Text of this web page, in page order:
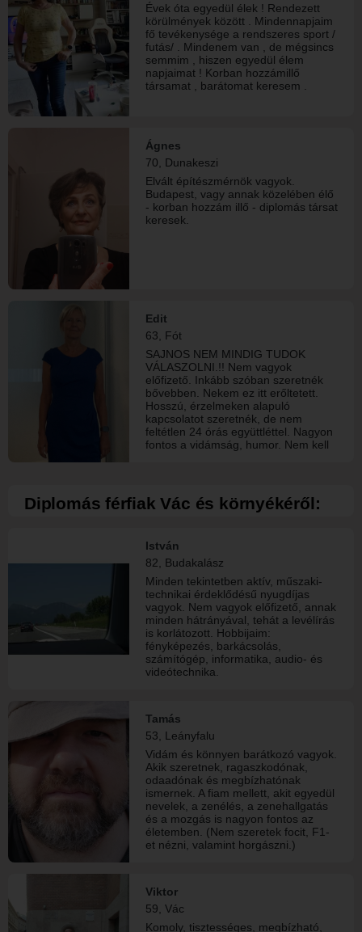
Évek óta egyedül élek ! Rendezett
körülmények között . Mindennapjaim
fő tevékenysége a rendszeres sport /
futás/ . Mindenem van , de mégsincs
semmim , hiszen egyedül élem
napjaimat ! Korban hozzámillő
társamat , barátomat keresem .
Ágnes
70, Dunakeszi
Elvált építészmérnök vagyok.
Budapest, vagy annak közelében élő
- korban hozzám illő - diplomás társat
keresek.
Edit
63, Fót
SAJNOS NEM MINDIG TUDOK
VÁLASZOLNI.!! Nem vagyok
előfizető. Inkább szóban szeretnék
bővebben. Nekem ez itt erőltetett.
Hosszú, érzelmeken alapuló
kapcsolatot szeretnék, de nem
feltétlen 24 órás együttléttel. Nagyon
fontos a vidámság, humor. Nem kell
számomra.
Diplomás férfiak Vác és környékéről:
István
82, Budakalász
Minden tekintetben aktív, műszaki-
technikai érdeklődésű nyugdíjas
vagyok. Nem vagyok előfizető, annak
minden hátrányával, tehát a levélírás
is korlátozott. Hobbijaim:
fényképezés, barkácsolás,
számítógép, informatika, audio- és
videótechnika.
Tamás
53, Leányfalu
Vidám és könnyen barátkozó vagyok.
Akik szeretnek, ragaszkodónak,
odaadónak és megbízhatónak
ismernek. A fiam mellett, akit egyedül
nevelek, a zenélés, a zenehallgatás
és a mozgás is nagyon fontos az
életemben. (Nem szeretek focit, F1-
et nézni, valamint horgászni.)
Viktor
59, Vác
Komoly, tisztességes, megbízható,